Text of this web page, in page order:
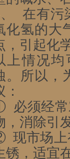
在有污
化氢的大
，引起化
上情况
。所以，
必须经常
，消除引
现市场上
锈，适宜